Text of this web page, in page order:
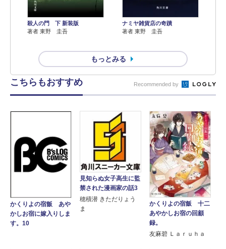
殺人の門 下 新装版
著者 東野 圭吾
ナミヤ雑貨店の奇蹟
著者 東野 圭吾
もっとみる
こちらもおすすめ Recommended by
かくりよの宿飯 あや
かしお宿に嫁入りしま
す。10
見知らぬ女子高生に監
禁された漫画家の話3
穂積潜 きただりょう
ま
かくりよの宿飯 十二
あやかしお宿の回顧
録。
友麻碧 Ｌａｒｕｈａ